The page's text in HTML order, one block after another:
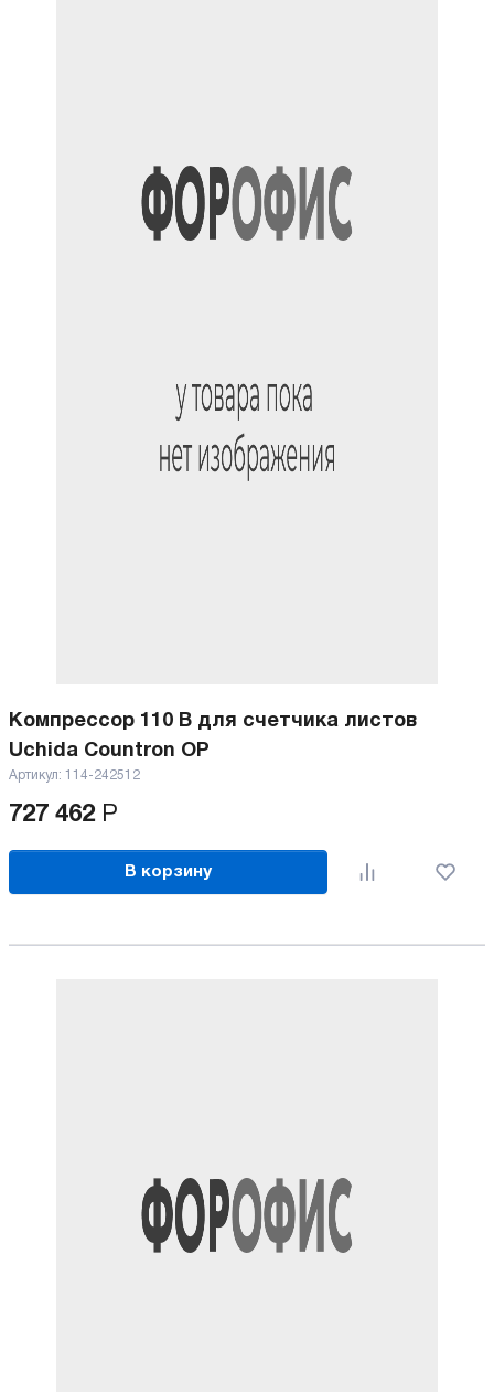
Компрессор 110 В для счетчика листов
Uchida Countron OP
Артикул: 114-242512
727 462 Р
В корзину